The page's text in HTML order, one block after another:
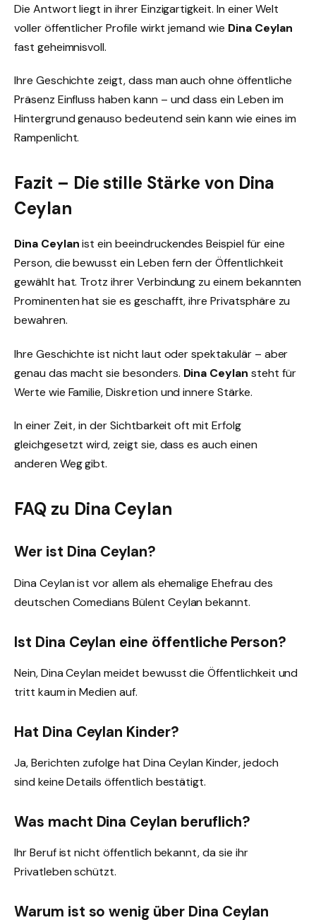
Die Antwort liegt in ihrer Einzigartigkeit. In einer Welt
voller öffentlicher Profile wirkt jemand wie Dina Ceylan
fast geheimnisvoll.
Ihre Geschichte zeigt, dass man auch ohne öffentliche
Präsenz Einfluss haben kann – und dass ein Leben im
Hintergrund genauso bedeutend sein kann wie eines im
Rampenlicht.
Fazit – Die stille Stärke von Dina
Ceylan
Dina Ceylanist ein beeindruckendes Beispiel für eine
Person, die bewusst ein Leben fern der Öffentlichkeit
gewählt hat. Trotz ihrer Verbindung zu einem bekannten
Prominenten hat sie es geschafft, ihre Privatsphäre zu
bewahren.
Ihre Geschichte ist nicht laut oder spektakulär – aber
genau das macht sie besonders. Dina Ceylan steht für
Werte wie Familie, Diskretion und innere Stärke.
In einer Zeit, in der Sichtbarkeit oft mit Erfolg
gleichgesetzt wird, zeigt sie, dass es auch einen
anderen Weg gibt.
FAQ zu Dina Ceylan
Wer ist Dina Ceylan?
Dina Ceylan ist vor allem als ehemalige Ehefrau des
deutschen Comedians Bülent Ceylan bekannt.
Ist Dina Ceylan eine öffentliche Person?
Nein, Dina Ceylan meidet bewusst die Öffentlichkeit und
tritt kaum in Medien auf.
Hat Dina Ceylan Kinder?
Ja, Berichten zufolge hat Dina Ceylan Kinder, jedoch
sind keine Details öffentlich bestätigt.
Was macht Dina Ceylan beruflich?
Ihr Beruf ist nicht öffentlich bekannt, da sie ihr
Privatleben schützt.
Warum ist so wenig über Dina Ceylan